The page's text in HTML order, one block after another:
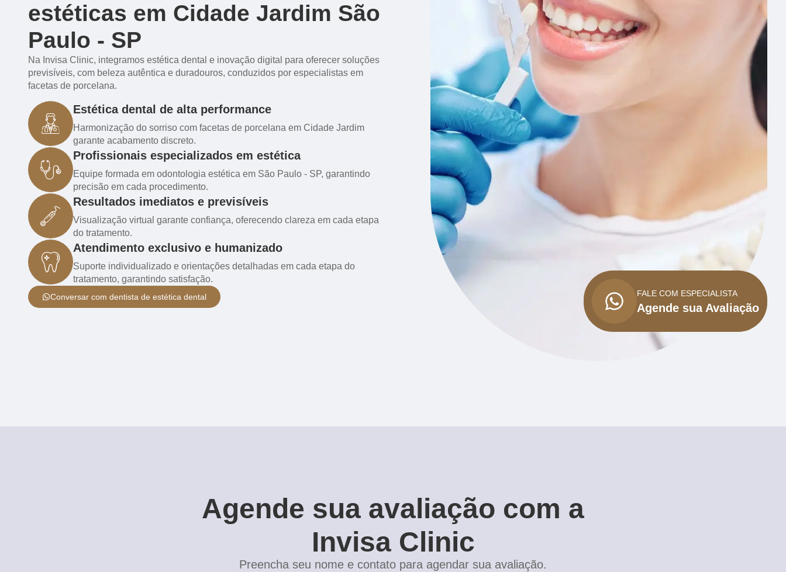
estéticas em Cidade Jardim São
Paulo - SP
Na Invisa Clinic, integramos estética dental e inovação digital para oferecer soluções
previsíveis, com beleza autêntica e duradouros, conduzidos por especialistas em
facetas de porcelana.
Estética dental de alta performance
Harmonização do sorriso com facetas de porcelana em Cidade Jardim
garante acabamento discreto.
Profissionais especializados em estética
Equipe formada em odontologia estética em São Paulo - SP, garantindo
precisão em cada procedimento.
Resultados imediatos e previsíveis
Visualização virtual garante confiança, oferecendo clareza em cada etapa
do tratamento.
Atendimento exclusivo e humanizado
Suporte individualizado e orientações detalhadas em cada etapa do
tratamento, garantindo satisfação.
Conversar com dentista de estética dental FALE COM ESPECIALISTA
Agende sua Avaliação
Agende sua avaliação com a
Invisa Clinic
Preencha seu nome e contato para agendar sua avaliação.